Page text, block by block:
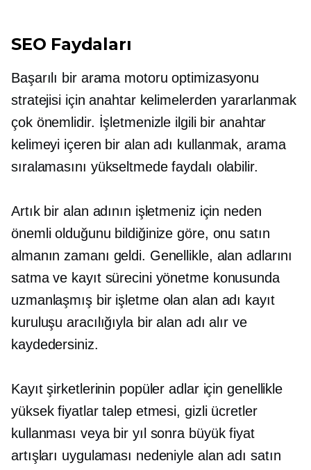
SEO Faydaları
Başarılı bir arama motoru optimizasyonu
stratejisi için anahtar kelimelerden yararlanmak
çok önemlidir. İşletmenizle ilgili bir anahtar
kelimeyi içeren bir alan adı kullanmak, arama
sıralamasını yükseltmede faydalı olabilir.
Artık bir alan adının işletmeniz için neden
önemli olduğunu bildiğinize göre, onu satın
almanın zamanı geldi. Genellikle, alan adlarını
satma ve kayıt sürecini yönetme konusunda
uzmanlaşmış bir işletme olan alan adı kayıt
kuruluşu aracılığıyla bir alan adı alır ve
kaydedersiniz.
Kayıt şirketlerinin popüler adlar için genellikle
yüksek fiyatlar talep etmesi, gizli ücretler
kullanması veya bir yıl sonra büyük fiyat
artışları uygulaması nedeniyle alan adı satın